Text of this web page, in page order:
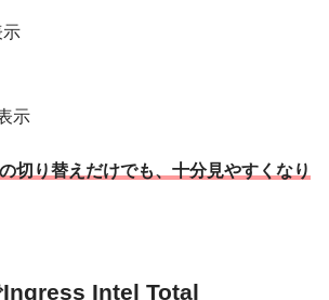
示
示
切り替えだけでも、十分見やすくなり
Intel Total